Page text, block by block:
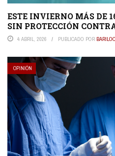
ESTE INVIERNO MÁS DE
SIN PROTECCIÓN
4 ABRIL, 2026 PUBLICADO POR
OPINIÓN